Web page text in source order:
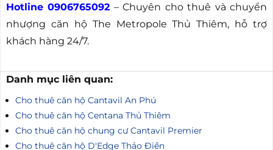
Hotline 0906765092 – Chuyên cho thuê và chuyển
nhượng căn hộ The Metropole Thủ Thiêm, hỗ trợ
khách hàng 24/7.
Danh mục liên quan:
Cho thuê căn hộ Cantavil An Phú
Cho thuê căn hộ Centana Thủ Thiêm
Cho thuê căn hộ chung cư Cantavil Premier
Cho thuê căn hộ D'Edge Thảo Điền